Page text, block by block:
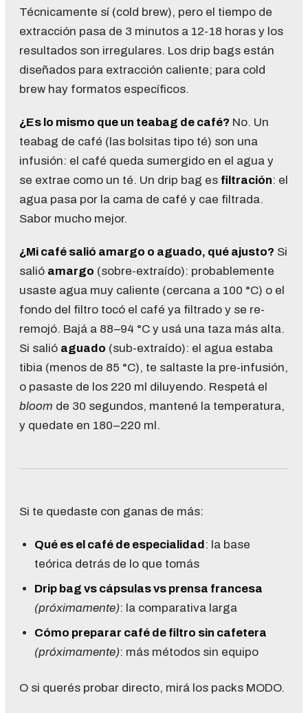
Técnicamente sí (cold brew), pero el tiempo de
extracción pasa de 3 minutos a 12-18 horas y los
resultados son irregulares. Los drip bags están
diseñados para extracción caliente; para cold
brew hay formatos específicos.
¿Es lo mismo que un teabag de café? No. Un
teabag de café (las bolsitas tipo té) son una
infusión: el café queda sumergido en el agua y
se extrae como un té. Un drip bag es filtración: el
agua pasa por la cama de café y cae filtrada.
Sabor mucho mejor.
¿Mi café salió amargo o aguado, qué ajusto? Si
salió amargo (sobre-extraído): probablemente
usaste agua muy caliente (cercana a 100 °C) o el
fondo del filtro tocó el café ya filtrado y se re-
remojó. Bajá a 88–94 °C y usá una taza más alta.
Si salió aguado (sub-extraído): el agua estaba
tibia (menos de 85 °C), te saltaste la pre-infusión,
o pasaste de los 220 ml diluyendo. Respetá el
bloom de 30 segundos, mantené la temperatura,
y quedate en 180–220 ml.
Si te quedaste con ganas de más:
Qué es el café de especialidad: la base
teórica detrás de lo que tomás
Drip bag vs cápsulas vs prensa francesa
(próximamente): la comparativa larga
Cómo preparar café de filtro sin cafetera
(próximamente): más métodos sin equipo
O si querés probar directo, mirá los packs MODO.